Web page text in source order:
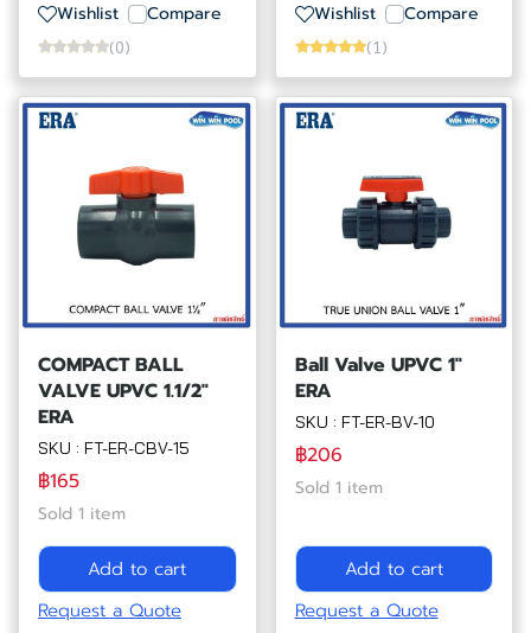
Wishlist Compare
(0)
Wishlist Compare
(1)
COMPACT BALL
VALVE UPVC 1.1/2"
ERA
SKU : FT-ER-CBV-15
฿165
Sold 1 item
Add to cart
Request a Quote
Ball Valve UPVC 1"
ERA
SKU : FT-ER-BV-10
฿206
Sold 1 item
Add to cart
Request a Quote